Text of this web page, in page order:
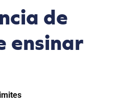
de
ensinar